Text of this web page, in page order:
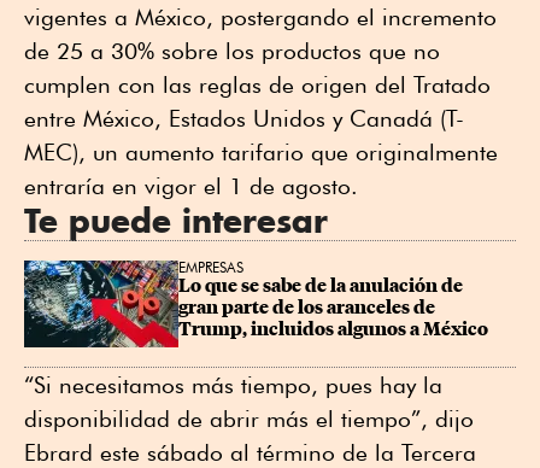
vigentes a México, postergando el incremento
de 25 a 30% sobre los productos que no
cumplen con las reglas de origen del Tratado
entre México, Estados Unidos y Canadá (T-
MEC), un aumento tarifario que originalmente
entraría en vigor el 1 de agosto.
Te puede interesar
EMPRESAS
Lo que se sabe de la anulación de
gran parte de los aranceles de
Trump, incluidos algunos a México
“Si necesitamos más tiempo, pues hay la
disponibilidad de abrir más el tiempo”, dijo
Ebrard este sábado al término de la Tercera